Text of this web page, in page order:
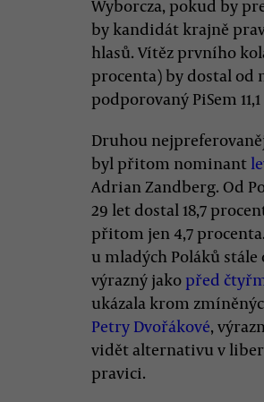
Wyborcza, pokud by
by kandidát krajně
hlasů. Vítěz prvního
procenta) by dostal od
podporovaný PiSem
Druhou
byl přitom nominant
Adrian Zandberg. Od
29 let dostal 18,7
přitom jen 4,7
u mladých Poláků stále
výrazný jako před
ukázala krom
Petry Dvořákové,
vidět alternativu v
pravici.